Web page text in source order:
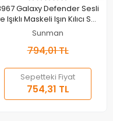
Sepete Ekle
Galaxy Defender Sesli
Işıklı Maskeli Işın Kılıcı Seti
-Sunman
Sunman
794,01 TL
Sepetteki Fiyat
754,31 TL